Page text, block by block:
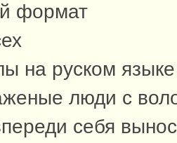
формат
на руском языке
люди с
себя